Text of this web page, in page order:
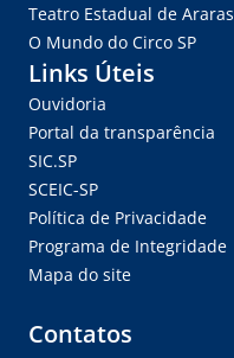
Teatro Estadual de Araras
O Mundo do Circo SP
Links Úteis
Ouvidoria
Portal da transparência
SIC.SP
SCEIC-SP
Política de Privacidade
Programa de Integridade
Mapa do site
Contatos